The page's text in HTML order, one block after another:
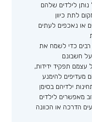
לילדים שלהם
לתת כיוון
או נאכפים לעתים
כדי לשמח את
חשבונם
עצמם תפקיד ידידות,
מעדיפים להימנע
ילדיהם בסימן
מאפשרים לילדים
הדרכה או הכוונה